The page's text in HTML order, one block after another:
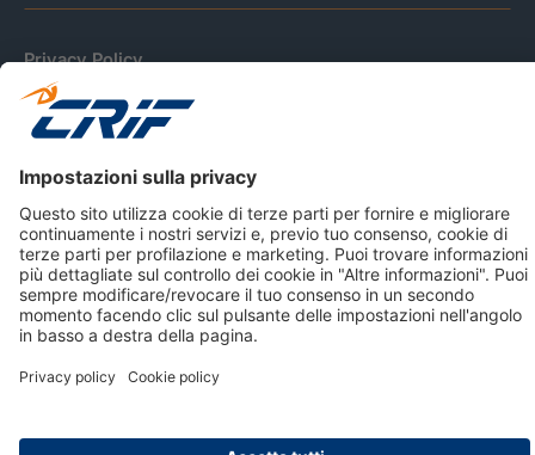
Privacy Policy
Cookie Policy
Informativa Dati Personali
CRIF Business Ethics
Informativa Privacy Relativa Al Sistema Di Informazioni
Creditizie
© 2026 CRIF S.p.A. Tutti i diritti riservati.
sottoscritto € 51.941.235,00 di cui versato € 51.806.190,00 |